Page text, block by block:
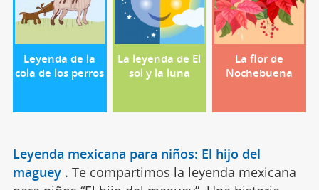
Leyenda de la
cola de los perros
La leyenda de El
sol y la luna
La flor de
Nochebuena
Leyenda mexicana para niños: El hijo del
maguey . Te compartimos la leyenda mexicana